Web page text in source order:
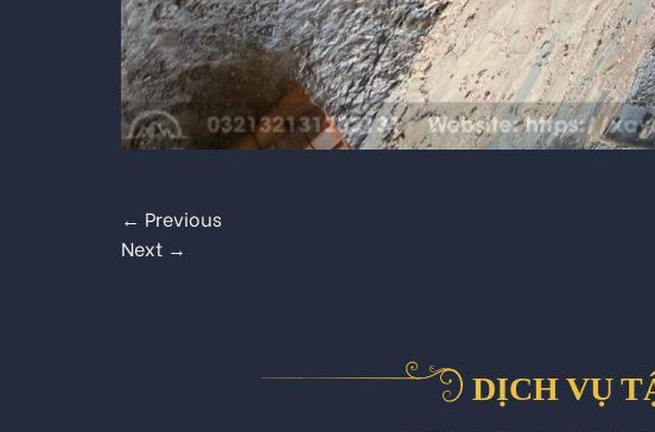
← Previous
Next →
DỊCH VỤ